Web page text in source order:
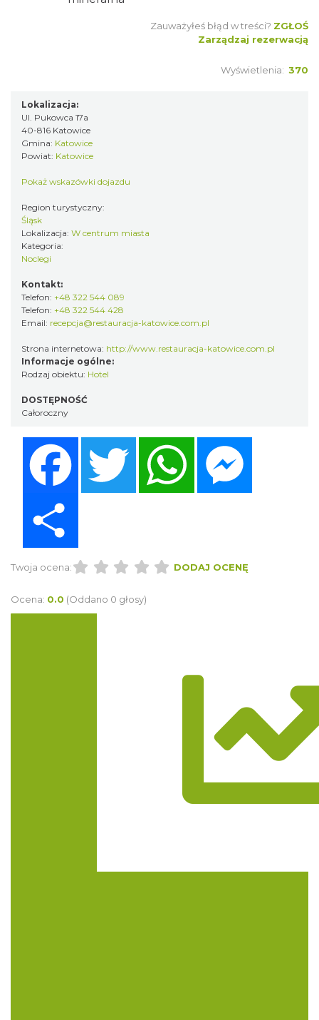
Zauważyłeś błąd w treści? ZGŁOŚ
Zarządzaj rezerwacją
Wyświetlenia: 370
Lokalizacja:
Ul. Pukowca 17a
40-816 Katowice
Gmina: Katowice
Powiat: Katowice
Pokaż wskazówki dojazdu
Region turystyczny:
Śląsk
Lokalizacja: W centrum miasta
Kategoria:
Noclegi
Kontakt:
Telefon: +48 322 544 089
Telefon: +48 322 544 428
Email: recepcja@restauracja-katowice.com.pl
Strona internetowa: http://www.restauracja-katowice.com.pl
Informacje ogólne:
Rodzaj obiektu: Hotel
DOSTĘPNOŚĆ
Całoroczny
Twitter WhatsApp
Twoja ocena: DODAJ OCENĘ
Ocena: 0.0 (Oddano 0 głosy)